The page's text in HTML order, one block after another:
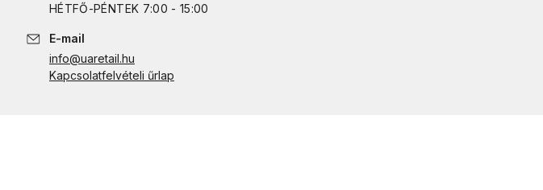
HÉTFŐ-PÉNTEK 7:00 - 15:00
E-mail
info@uaretail.hu
Kapcsolatfelvételi űrlap